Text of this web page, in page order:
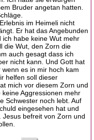
Bruder angetan hatten.
im Heimeli nicht
Er hat das Angebunden
habe keine Wut mehr
die Wut, den Zorn die
auch gesagt dass ich
nicht kann. Und Gott hat
es in mir hoch kam
helfen soll dieser
mich vor diesem Zorn und
Aggressionen mehr
Schwester noch lebt. Auf
eingesehen hat und
befreit von Zorn und